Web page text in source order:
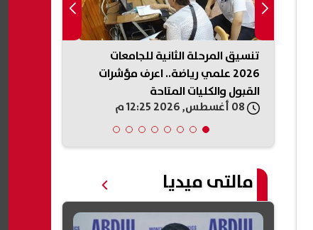
تنسيق المرحلة الثانية للجامعات
2026 علمي رياضة.. اعرف مؤشرات
القبول والكليات المتاحة
مالتى ميديا